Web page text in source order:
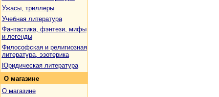
Ужасы, триллеры
Учебная литература
Фантастика, фэнтези, мифы
и легенды
Философская и религиозная
литература, эзотерика
Юридическая литература
О магазине
О магазине